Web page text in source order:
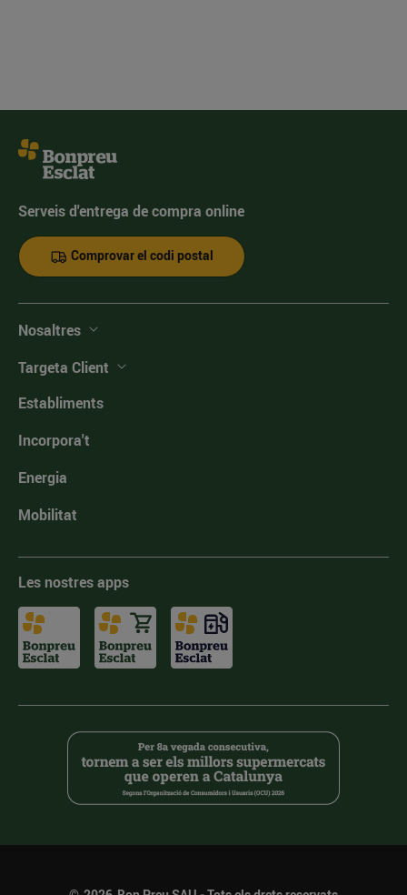
Serveis d'entrega de compra online
Comprovar el codi postal
Nosaltres
Targeta Client
Establiments
Incorpora't
Energia
Mobilitat
Les nostres apps